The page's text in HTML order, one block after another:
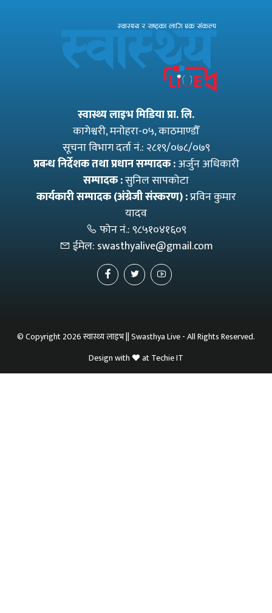
स्वास्थ्य लाइभ मिडिया प्रा. लि.
कागेश्वरी, मनाेहरा-०५, काठमाण्डौँ
सूचना विभाग दर्ता नं.: २८१९/०७८/०७९
प्रबन्ध निर्देशक तथा प्रधान सम्पादक :अर्जुन अधिकारी
सम्पादक :सुनिल सापकोटा
कार्यकारी सम्पादक (अंग्रेजी संस्करण) :प्रविन कुमार
यादव
फोन नं.:९८५१०४१६०९
ईमेल: swasthyalive@gmail.com
© Copyright 2026 स्वास्थ्य लाइभ || Swasthya Live - All Rights Reserved.
Design with
atTechie IT